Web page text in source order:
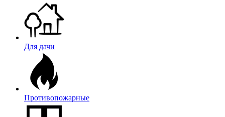
Для дачи
Противопожарные